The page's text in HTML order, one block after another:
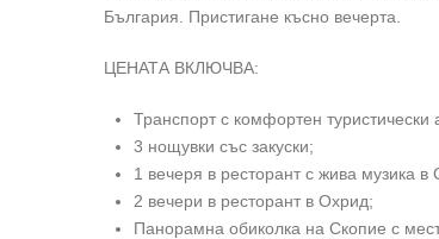
България. Пристигане късно вечерта.
ЦЕНАТА ВКЛЮЧВА:
Транспорт с комфортен туристически
3 нощувки със закуски;
1 вечеря в ресторант с жива музика в
2 вечери в ресторант в Охрид;
Панорамна обиколка на Скопие с